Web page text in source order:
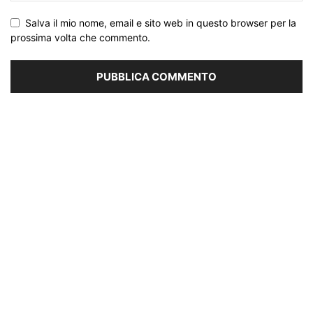
Salva il mio nome, email e sito web in questo browser per la
prossima volta che commento.